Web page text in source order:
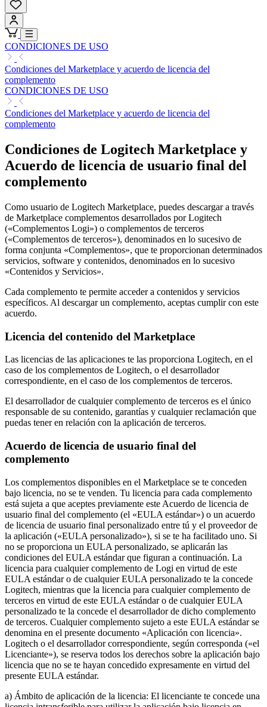
CONDICIONES DE USO
Condiciones del Marketplace y acuerdo de licencia del
complemento
CONDICIONES DE USO
Condiciones del Marketplace y acuerdo de licencia del
complemento
Condiciones de Logitech Marketplace y
Acuerdo de licencia de usuario final del
complemento
Como usuario de Logitech Marketplace, puedes descargar a través
de Marketplace complementos desarrollados por Logitech
(«Complementos Logi») o complementos de terceros
(«Complementos de terceros»), denominados en lo sucesivo de
forma conjunta «Complementos», que te proporcionan determinados
servicios, software y contenidos, denominados en lo sucesivo
«Contenidos y Servicios».
Cada complemento te permite acceder a contenidos y servicios
específicos. Al descargar un complemento, aceptas cumplir con este
acuerdo.
Licencia del contenido del Marketplace
Las licencias de las aplicaciones te las proporciona Logitech, en el
caso de los complementos de Logitech, o el desarrollador
correspondiente, en el caso de los complementos de terceros.
El desarrollador de cualquier complemento de terceros es el único
responsable de su contenido, garantías y cualquier reclamación que
puedas tener en relación con la aplicación de terceros.
Acuerdo de licencia de usuario final del
complemento
Los complementos disponibles en el Marketplace se te conceden
bajo licencia, no se te venden. Tu licencia para cada complemento
está sujeta a que aceptes previamente este Acuerdo de licencia de
usuario final del complemento (el «EULA estándar») o un acuerdo
de licencia de usuario final personalizado entre tú y el proveedor de
la aplicación («EULA personalizado»), si se te ha facilitado uno. Si
no se proporciona un EULA personalizado, se aplicarán las
condiciones del EULA estándar que figuran a continuación. La
licencia para cualquier complemento de Logi en virtud de este
EULA estándar o de cualquier EULA personalizado te la concede
Logitech, mientras que la licencia para cualquier complemento de
terceros en virtud de este EULA estándar o de cualquier EULA
personalizado te la concede el desarrollador de dicho complemento
de terceros. Cualquier complemento sujeto a este EULA estándar se
denomina en el presente documento «Aplicación con licencia».
Logitech o el desarrollador correspondiente, según corresponda («el
Licenciante»), se reserva todos los derechos sobre la aplicación bajo
licencia que no se te hayan concedido expresamente en virtud del
presente EULA estándar.
a) Ámbito de aplicación de la licencia: El licenciante te concede una